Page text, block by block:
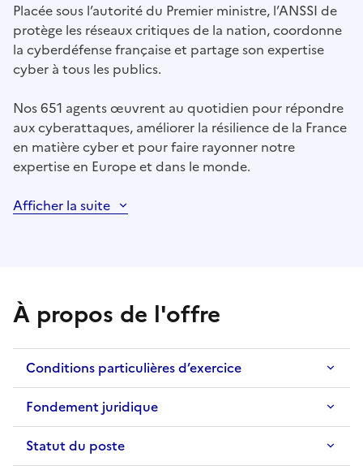
Placée sous l’autorité du Premier ministre, l’ANSSI de
protège les réseaux critiques de la nation, coordonne
la cyberdéfense française et partage son expertise
cyber à tous les publics.
Nos 651 agents œuvrent au quotidien pour répondre
aux cyberattaques, améliorer la résilience de la France
en matière cyber et pour faire rayonner notre
expertise en Europe et dans le monde.
Afficher la suite
À propos de l'offre
Conditions particulières d’exercice
Fondement juridique
Statut du poste